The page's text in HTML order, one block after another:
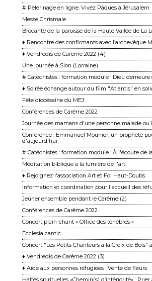
# Pèlerinage en ligne: Vivez Pâques à Jérusalem
Messe Chrismale
Brocante de la paroisse de la Haute Vallée de La
♦ Rencontre des confirmants avec l’archevêque
♦ Vendredis de Carême 2022 (4)
Une journée à Sion (Lorraine)
# Catéchistes : formation module "Dieu demeure
♦ Soirée échange autour du film "Atlantis" en
Fête diocésaine du MEJ
Conférences de Carême 2022
Journée des mamans d'une personne malade ou
Conférence : Emmanuel Mounier, un prophète
d'aujourd'hui
# Catéchistes : formation module "À l'écoute de
Méditation biblique à la lumière de l'art
♦ Rejoignez l'association Art et Foi Haut-Doubs
Information et coordination pour l'accueil des
Jeûner ensemble pendant le Carême (2)
Conférences de Carême 2022
Concert plain-chant « Office des ténèbres »
Ecclesia cantic
Concert "Les Petits Chanteurs à la Croix de Bois"
♦ Vendredis de Carême 2022 (3)
♦ Aide aux personnes réfugiées : Vente de fleurs
Haltes spirituelles «Chemin(s) d’intériorité» :